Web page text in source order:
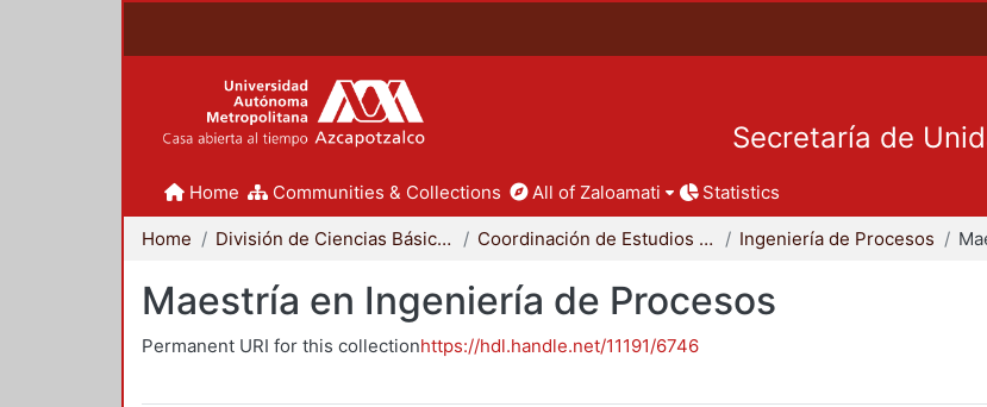
Secretaría de
Home Communities & Collections All of Zaloamati Statistics
Home División de Ciencias Básicas e Ingeniería Coordinación de Estudios de Posgrado - CBI Ingeniería de Procesos
Maestría en Ingeniería de Procesos
Permanent URI for this collectionhttps://hdl.handle.net/11191/6746